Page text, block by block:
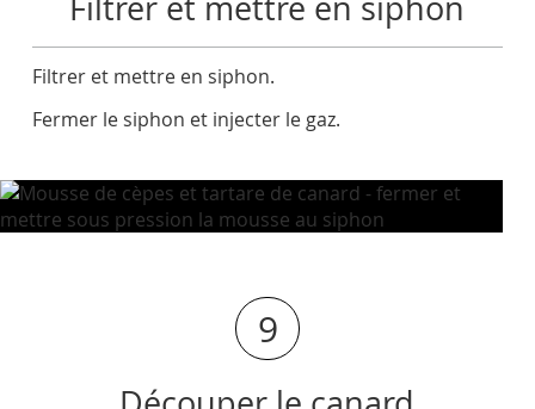
Filtrer et mettre en siphon
Filtrer et mettre en siphon.
Fermer le siphon et injecter le gaz.
9